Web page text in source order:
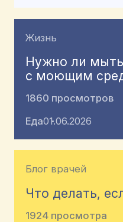
Жизнь
Нужно ли
с моющим
1860 просмотров
Еда01.06.2026
Блог врачей
Что делать,
1924 просмотра